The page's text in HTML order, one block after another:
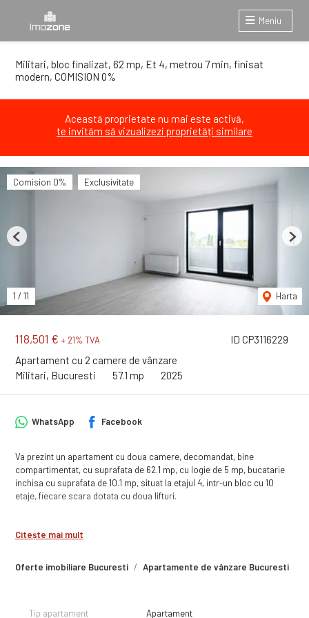
Meniu
Militari, bloc finalizat, 62 mp, Et 4, metrou 7 min, finisat
modern, COMISION 0%
Această proprietate nu mai este activă,
te invităm să vizualizezi proprietăți similare
ID CP3116229
118,501 € + 21% TVA
Apartament cu 2 camere de vânzare
Militari, Bucuresti
57.1 mp 2025
Comision 0% Exclusivitate
1 / 11 Harta
Previous Next
Oferte imobiliare Bucuresti Apartamente de vânzare Bucuresti
WhatsApp Facebook
Va prezint un apartament cu doua camere, decomandat, bine
compartimentat, cu suprafata de 62.1 mp, cu logie de 5 mp, bucatarie
inchisa cu suprafata de 10.1 mp, situat la etajul 4, intr-un bloc cu 10
etaje, fiecare scara dotata cu doua lifturi.
obiecte sanitare montate si bransat la toate utilitatile.
pentru a te muta rapid.
rapid catre mijloace de transport in comun (metrou, autobuz, troleibuz,
Citește mai mult
Tip apartament Apartament